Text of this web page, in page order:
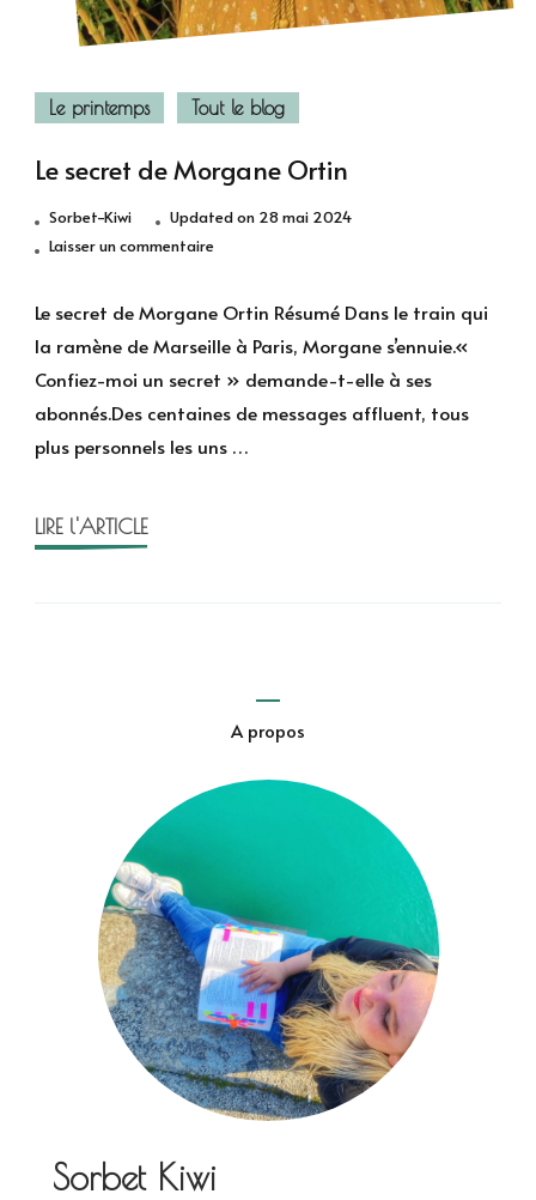
Le printemps Tout le blog
Le secret de Morgane Ortin
Sorbet-Kiwi Updated on 28 mai 2024
Laisser un commentairesur
secret
Morgane
Ortin
Le secret de Morgane Ortin Résumé Dans le train qui
la ramène de Marseille à Paris, Morgane s’ennuie.«
Confiez-moi un secret » demande-t-elle à ses
abonnés.Des centaines de messages affluent, tous
plus personnels les uns …
LIRE l'ARTICLE
A propos
Sorbet Kiwi